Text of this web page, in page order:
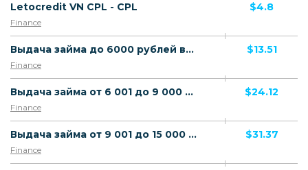
Letocredit VN CPL - CPL
Finance
$4.8
Выдача займа до 6000 рублей включительно
Finance
$13.51
Выдача займа от 6 001 до 9 000 рублей включительно
Finance
$24.12
Выдача займа от 9 001 до 15 000 рублей включительно
Finance
$31.37